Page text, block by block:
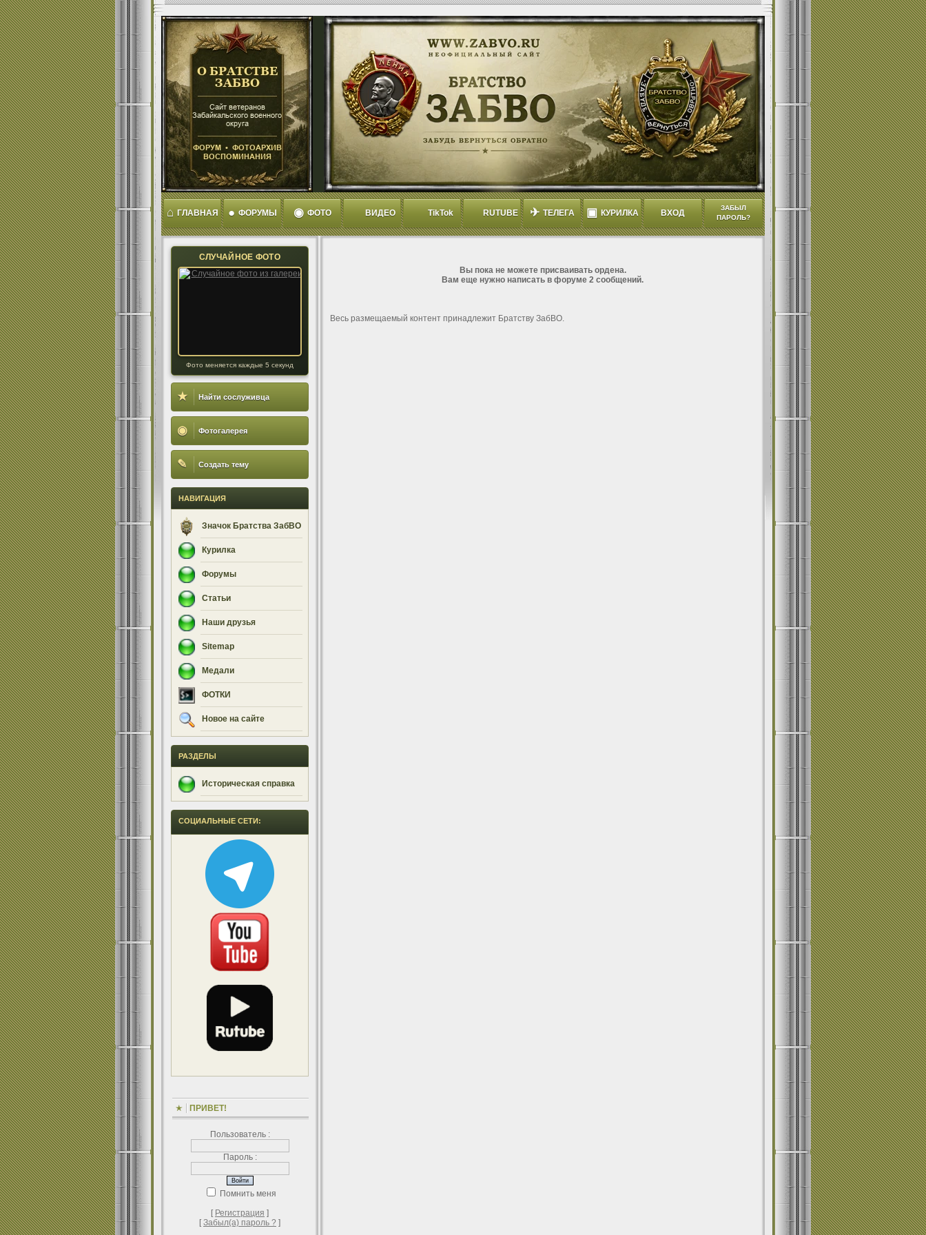
⌂ ГЛАВНАЯ ● ФОРУМЫ ◉ ФОТО ВИДЕО TikTok RUTUBE ✈ ТЕЛЕГА ▣ КУРИЛКА ВХОД
ЗАБЫЛ
ПАРОЛЬ?
СЛУЧАЙНОЕ ФОТО
Фото меняется каждые 5 секунд
★ Найти сослуживца
◉ Фотогалерея
✎ Создать тему
НАВИГАЦИЯ
Значок Братства ЗабВО
Курилка
Форумы
Статьи
Наши друзья
Sitemap
Медали
ФОТКИ
Новое на сайте
РАЗДЕЛЫ
Историческая справка
СОЦИАЛЬНЫЕ СЕТИ:
ПРИВЕТ!
Пользователь :
Пароль :
Помнить меня
[ Регистрация ]
[Забыл(а) пароль ? ]
Вы пока не можете присваивать ордена.
Вам еще нужно написать в форуме 2 сообщений.
Весь размещаемый контент принадлежит Братству ЗабВО.